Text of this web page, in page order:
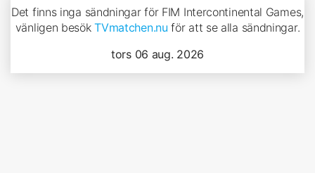
Det finns inga sändningar för FIM Intercontinental Games,
vänligen besökTVmatchen.nu för att se alla sändningar.
tors 06 aug. 2026